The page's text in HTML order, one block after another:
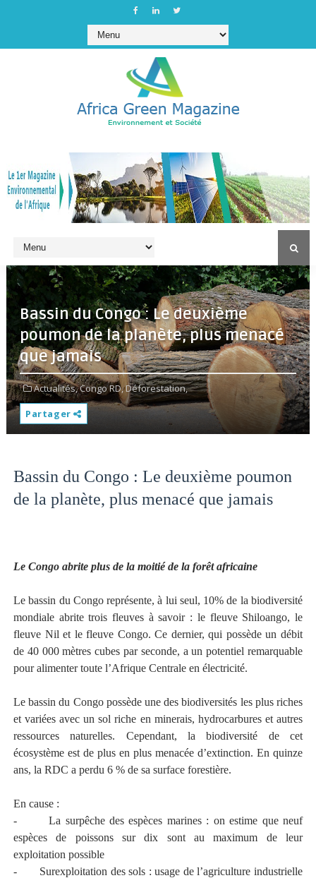
Bassin du Congo : Le deuxième
poumon de la planète, plus menacé
que jamais
Actualités,Congo RD, Déforestation,
Partager
Bassin du Congo : Le deuxième poumon
de la planète, plus menacé que jamais
Le Congo abrite plus de la moitié de la forêt africaine
Le bassin du Congo représente, à lui seul, 10% de la biodiversité
mondiale abrite trois fleuves à savoir : le fleuve Shiloango, le
fleuve Nil et le fleuve Congo. Ce dernier, qui possède un débit
de 40 000 mètres cubes par seconde, a un potentiel remarquable
pour alimenter toute l’Afrique Centrale en électricité.
Le bassin du Congo possède une des biodiversités les plus riches
et variées avec un sol riche en minerais, hydrocarbures et autres
ressources naturelles. Cependant, la biodiversité de cet
écosystème est de plus en plus menacée d’extinction. En quinze
ans, la RDC a perdu 6 % de sa surface forestière.
En cause :
-
La surpêche des espèces marines : on estime que neuf
espèces de poissons sur dix sont au maximum de leur
exploitation possible
-
Surexploitation des sols : usage de l’agriculture industrielle